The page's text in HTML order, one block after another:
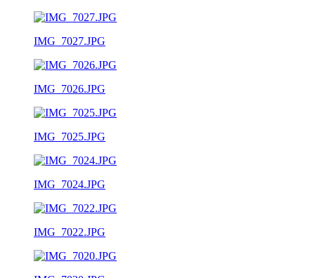
IMG_7027.JPG
IMG_7026.JPG
IMG_7025.JPG
IMG_7024.JPG
IMG_7022.JPG